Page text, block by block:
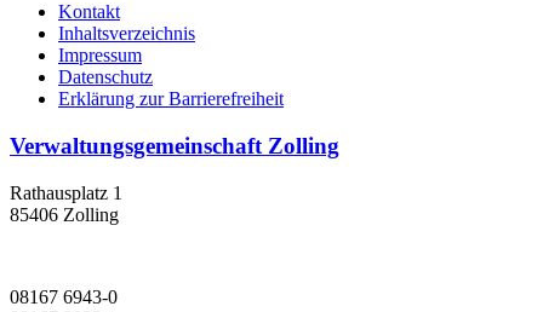
Kontakt
Inhaltsverzeichnis
Impressum
Datenschutz
Erklärung zur Barrierefreiheit
Verwaltungsgemeinschaft Zolling
Rathausplatz 1
85406 Zolling
08167 6943-0